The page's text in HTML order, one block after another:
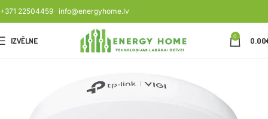
+371 22504459 info@energyhome.lv
IZVĒLNE 0 0.00